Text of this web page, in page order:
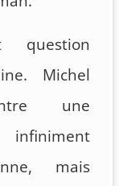
Michel
une
mais